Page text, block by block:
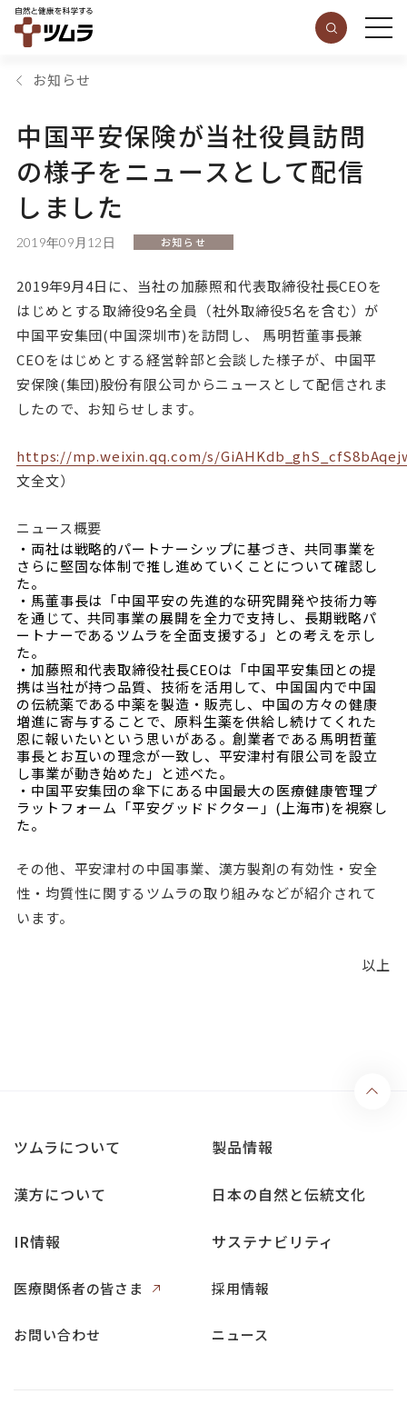
お知らせ
中国平安保険が当社役員訪問
の様子をニュースとして配信
しました
2019年09月12日 お知らせ
2019年9月4日に、当社の加藤照和代表取締役社長CEOを
はじめとする取締役9名全員（社外取締役5名を含む）が
中国平安集団(中国深圳市)を訪問し、 馬明哲董事長兼
CEOをはじめとする経営幹部と会談した様子が、中国平
安保険(集団)股份有限公司からニュースとして配信されま
したので、お知らせします。
https://mp.weixin.qq.com/s/
文全文）
ニュース概要
・両社は戦略的パートナーシップに基づき、共同事業を
さらに堅固な体制で推し進めていくことについて確認し
た。
・馬董事長は「中国平安の先進的な研究開発や技術力等
を通じて、共同事業の展開を全力で支持し、長期戦略パ
ートナーであるツムラを全面支援する」との考えを示し
た。
・加藤照和代表取締役社長CEOは「中国平安集団との提
携は当社が持つ品質、技術を活用して、中国国内で中国
の伝統薬である中薬を製造・販売し、中国の方々の健康
増進に寄与することで、原料生薬を供給し続けてくれた
恩に報いたいという思いがある。創業者である馬明哲董
事長とお互いの理念が一致し、平安津村有限公司を設立
し事業が動き始めた」と述べた。
・中国平安集団の傘下にある中国最大の医療健康管理プ
ラットフォーム「平安グッドドクター」(上海市)を視察し
た。
その他、平安津村の中国事業、漢方製剤の有効性・安全
性・均質性に関するツムラの取り組みなどが紹介されて
います。
以上
ツムラについて 製品情報
漢方について 日本の自然と伝統文化
IR情報 サステナビリティ
医療関係者の皆さま 採用情報
お問い合わせ ニュース